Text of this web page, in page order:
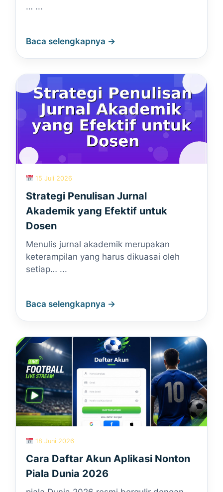
… ...
Baca selengkapnya →
15 Juli 2026
Strategi Penulisan Jurnal
Akademik yang Efektif untuk
Dosen
Menulis jurnal akademik merupakan
keterampilan yang harus dikuasai oleh
setiap… ...
Baca selengkapnya →
18 Juni 2026
Cara Daftar Akun Aplikasi Nonton
Piala Dunia 2026